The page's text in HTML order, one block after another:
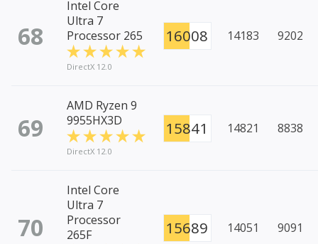
68
Intel Core
Ultra 7
Processor 265
DirectX 12.0
16008 14183 9202
69
AMD Ryzen 9
9955HX3D
DirectX 12.0
15841 14821 8838
70
Intel Core
Ultra 7
Processor
265F
15689 14051 9091